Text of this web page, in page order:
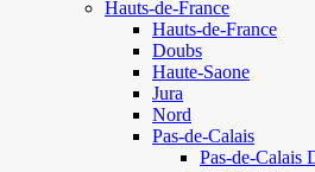
Hauts-de-France
Hauts-de-France
Doubs
Haute-Saone
Jura
Nord
Pas-de-Calais
Pas-de-Calais